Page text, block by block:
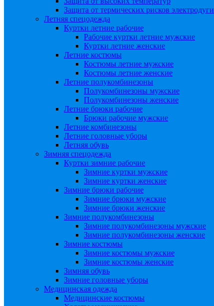
Защита от термических рисков электродуги
Летняя спецодежда
Куртки летние рабочие
Рабочие куртки летние мужские
Куртки летние женские
Летние костюмы
Костюмы летние мужские
Костюмы летние женские
Летние полукомбинезоны
Полукомбинезоны мужские
Полукомбинезоны женские
Летние брюки рабочие
Брюки рабочие мужские
Летние комбинезоны
Летние головные уборы
Летняя обувь
Зимняя спецодежда
Куртки зимние рабочие
Зимние куртки мужские
Зимние куртки женские
Зимние брюки рабочие
Зимние брюки мужские
Зимние брюки женские
Зимние полукомбинезоны
Зимние полукомбинезоны мужские
Зимние полукомбинезоны женские
Зимние костюмы
Зимние костюмы мужские
Зимние костюмы женские
Зимняя обувь
Зимние головные уборы
Медицинская одежда
Медицинские костюмы